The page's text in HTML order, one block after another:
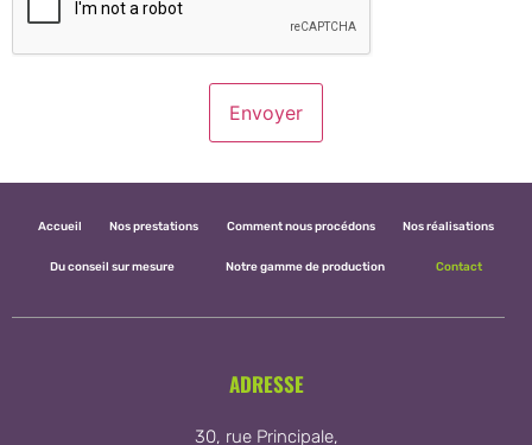
Accueil Nos prestations Comment nous procédons Nos réalisations
Du conseil sur mesure Notre gamme de production Contact
ADRESSE
30, rue Principale,